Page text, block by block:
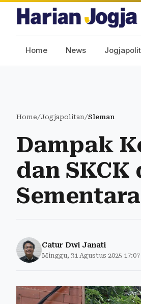
Home News
Home/Jogjapolitan/Sleman
Dampak
dan
Sementara
Catur Dwi Janati
Minggu, 31 Agustus 2025